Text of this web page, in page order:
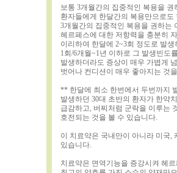
보통 3개월간의 집중적인 복용을
환자들에게 한달간의 복용만으로
3개월간의 집중적인 복용을 권하는
헤르페스에 대한 저항력을 충분히
이리하여 한달에 2~3회 정도로 발
1회/6개월~1년 이하로 그 발생빈도
발생하더라도 증상이 매우 가볍게
벗어나 컨디션이 매우 좋아지는 것
** 한달에 최소 한번에서 두번까지
발생하던 30대 초반의 환자가 한약
급감하고, 버찌처럼 군락을 이루는
호전되는 것을 볼 수 있습니다.
이 치료약은 국내만이 아니라 미국,
있습니다.
치료약은 면역기능을 증강시켜 헤